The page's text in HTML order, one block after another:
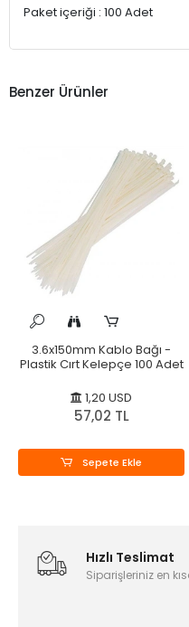
Paket içeriği : 100 Adet
Benzer Ürünler
3.6x150mm Kablo Bağı -
Plastik Cırt Kelepçe 100 Adet
1,20 USD
57,02 TL
Sepete Ekle
Hızlı Teslimat
Siparişleriniz en